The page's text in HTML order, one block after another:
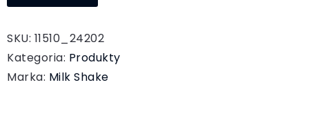
SKU: 11510_24202
Kategoria: Produkty
Marka: Milk Shake